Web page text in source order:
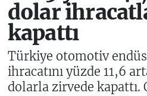
dolar
kapattı
Türkiye otomotiv
ihracatını yüzde 11,6
dolarla zirvede kapattı.
Tüm Manşetler
Son Dakika Haberleri
Haber Arşivi